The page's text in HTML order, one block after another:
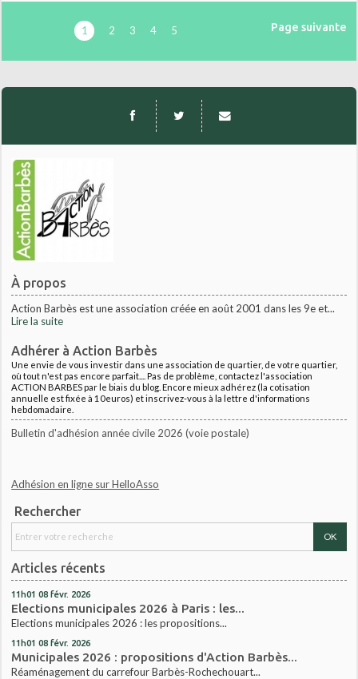
À propos
Action Barbès est une association créée en août 2001 dans les 9e et...
Lire la suite
Adhérer à Action Barbès
Une envie de vous investir dans une association de quartier, de votre quartier,
où tout n'est pas encore parfait.... Pas de problème, contactez l'association
ACTION BARBES par le biais du blog. Encore mieux adhérez (la cotisation
annuelle est fixée à 10euros) et inscrivez-vous à la lettre d'informations
hebdomadaire.
Bulletin d'adhésion année civile 2026 (voie postale)
Adhésion en ligne sur HelloAsso
Rechercher
Articles récents
11h01 08 févr. 2026
Elections municipales 2026 à Paris : les...
Elections municipales 2026 : les propositions...
11h01 08 févr. 2026
Municipales 2026 : propositions d'Action Barbès...
Réaménagement du carrefour Barbès-Rochechouart...
1 2 3 4 5 Page suivante